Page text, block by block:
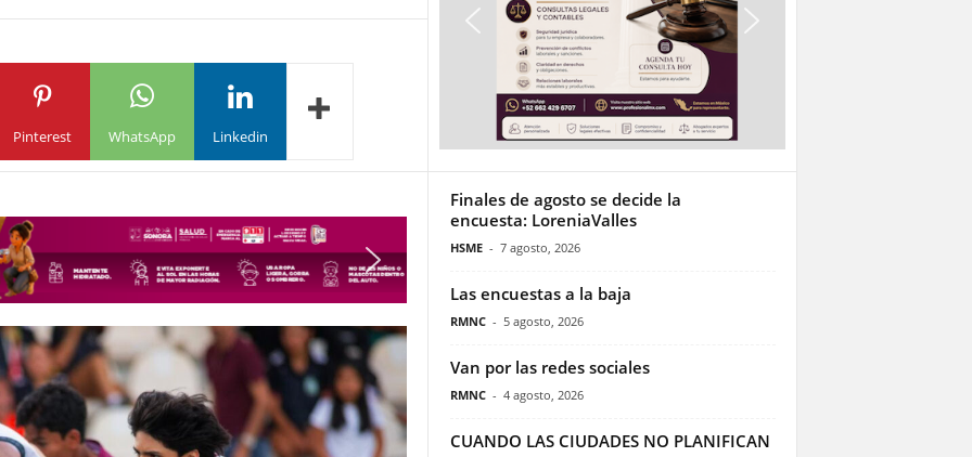
Pinterest WhatsApp Linkedin
Finales de agosto se decide la
encuesta: LoreniaValles
HSME - 7 agosto, 2026
Las encuestas a la baja
RMNC - 5 agosto, 2026
Van por las redes sociales
RMNC - 4 agosto, 2026
CUANDO LAS CIUDADES NO PLANIFICAN